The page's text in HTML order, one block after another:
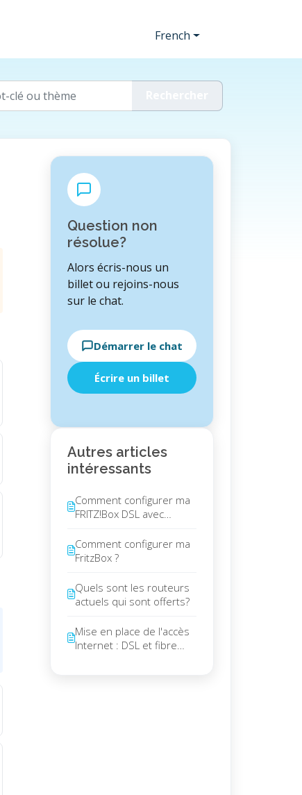
French
Question non
résolue?
Alors écris-nous un
billet ou rejoins-nous
sur le chat.
Démarrer le chat
Écrire un billet
Autres articles
intéressants
Comment configurer ma
FRITZ!Box DSL avec
Comment configurer ma
FritzBox ?
Quels sont les routeurs
actuels qui sont offerts?
Mise en place de l'accès
Internet : DSL et fibre